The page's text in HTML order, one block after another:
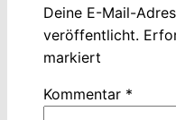
Deine E-Mail-
veröffentlicht.
markiert
Kommentar *